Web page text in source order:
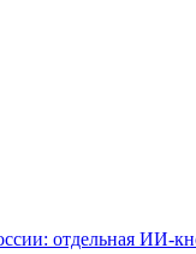
отдельная ИИ-